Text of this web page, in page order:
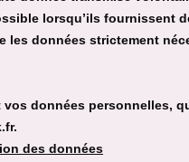
lorsqu’ils fournissent
les données strictement
données personnelles,
.
des données